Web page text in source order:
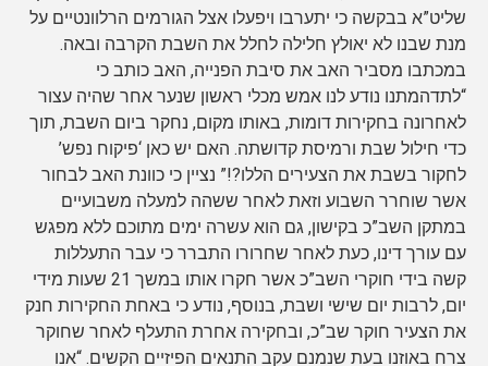
שליט”א בבקשה כי יתערבו ויפעלו אצל הגורמים הרלוונטיים על
מנת שבנו לא יאולץ חלילה לחלל את השבת הקרבה ובאה.
במכתבו מסביר האב את סיבת הפנייה, האב כותב כי
“לתדהמתנו נודע לנו אמש מכלי ראשון שנער אחר שהיה עצור
לאחרונה בחקירות דומות, באותו מקום, נחקר ביום השבת, תוך
כדי חילול שבת ורמיסת קדושתה. האם יש כאן ‘פיקוח נפש’
לחקור בשבת את הצעירים הללו?!” נציין כי כוונת האב לבחור
אשר שוחרר השבוע וזאת לאחר ששהה למעלה משבועיים
במתקן השב”כ בקישון, גם הוא עשרה ימים מתוכם ללא מפגש
עם עורך דינו, כעת לאחר שחרורו התברר כי עבר התעללות
קשה בידי חוקרי השב”כ אשר חקרו אותו במשך 21 שעות מידי
יום, לרבות יום שישי ושבת, בנוסף, נודע כי באחת החקירות חנק
את הצעיר חוקר שב”כ, ובחקירה אחרת התעלף לאחר שחוקר
צרח באוזנו בעת שנמנם עקב התנאים הפיזיים הקשים. “אנו